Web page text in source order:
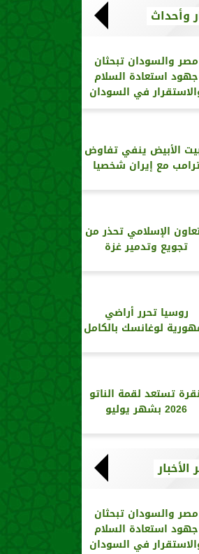
وأحداث
مصر والسودان تبحثان
جهود استعادة السلام
في السودان
الأبيض ينفي تفاوض
مع إيران شخصيا
الإسلامي تحذر من
تجويع وتدمير غزة
روسيا تحرر أراضي
لوغانسك بالكامل
تستعد لقمة الناتو
2026 بشهر يوليو
الأخبار
مصر والسودان تبحثان
جهود استعادة السلام
في السودان